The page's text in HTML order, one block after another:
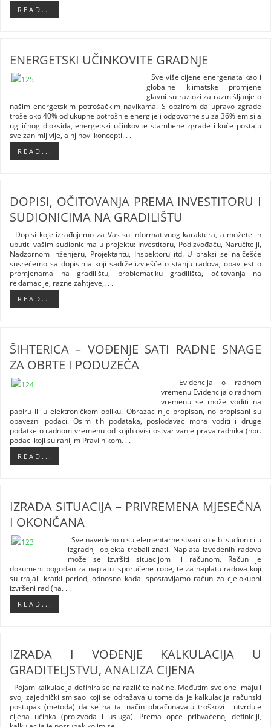
R E A D . . .
ENERGETSKI UČINKOVITE GRADNJE
Sve više cijene energenata kao i
globalne klimatske promjene
glavni su razlozi za razmišljanje o
našim energetskim potrošačkim navikama. S obzirom da upravo zgrade
troše oko 40% od ukupne potrošnje energije i odgovorne su za 36% emisija
ugljičnog dioksida, energetski učinkovite stambene zgrade i kuće postaju
sve zanimljivije, a njihovi koncepti. . .
R E A D . . .
DOPISI, OČITOVANJA PREMA INVESTITORU I
SUDIONICIMA NA GRADILIŠTU
Dopisi koje izrađujemo za Vas su informativnog karaktera, a možete ih
uputiti vašim sudionicima u projektu: Investitoru, Podizvođaču, Naručitelji,
Nadzornom inženjeru, Projektantu, Inspektoru itd. U praksi se najčešće
susrećemo sa dopisima koji sadrže izvješće o stanju radova, obavijest o
promjenama na gradilištu, problematiku gradilišta, očitovanja na
reklamacije, razne zahtjeve,. . .
R E A D . . .
ŠIHTERICA – VOĐENJE SATI RADNE SNAGE
ZA OBRTE I PODUZEĆA
Evidencija o radnom
vremenu Evidencija o radnom
vremenu se može voditi na
papiru ili u elektroničkom obliku. Obrazac nije propisan, no propisani su
obavezni podaci. Osim tih podataka, poslodavac mora voditi i druge
podatke o radnom vremenu od kojih ovisi ostvarivanje prava radnika (npr.
podaci koji su ranijim Pravilnikom. . .
R E A D . . .
IZRADA SITUACIJA – PRIVREMENA MJESEČNA
I OKONČANA
Sve navedeno u su elementarne stvari koje bi sudionici u
izgradnji objekta trebali znati. Naplata izvedenih radova
može se izvršiti situacijom ili računom. Račun je
dokument pogodan za naplatu isporučene robe, te za naplatu radova koji
su trajali kratki period, odnosno kada ispostavljamo račun za cjelokupni
izvršeni rad (na. . .
R E A D . . .
IZRADA I VOĐENJE KALKULACIJA U
GRADITELJSTVU, ANALIZA CIJENA
Pojam kalkulacija definira se na različite načine. Međutim sve one imaju i
svoj zajednički smisao koji se odražava u tome da je kalkulacija računski
postupak (metoda) da se na taj način obračunavaju troškovi i utvrđuje
cijena učinka (proizvoda i usluga). Prema opće prihvaćenoj definiciji,